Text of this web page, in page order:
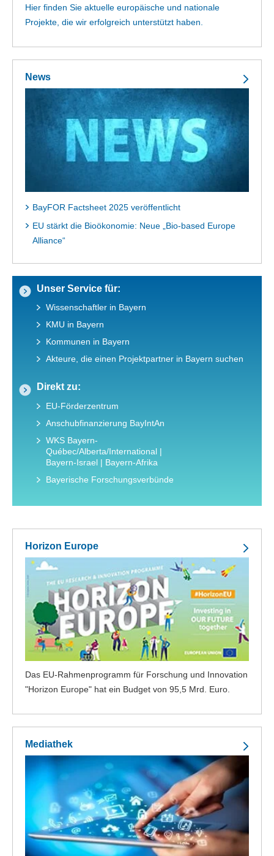
Hier finden Sie aktuelle europäische und nationale
Projekte, die wir erfolgreich unterstützt haben.
News
BayFOR Factsheet 2025 veröffentlicht
EU stärkt die Bioökonomie: Neue „Bio-based Europe
Alliance“
Unser Service für:
Wissenschaftler in Bayern
KMU in Bayern
Kommunen in Bayern
Akteure, die einen Projektpartner in Bayern suchen
Direkt zu:
EU-Förderzentrum
Anschubfinanzierung BayIntAn
WKS Bayern-
Québec/Alberta/International |
Bayern-Israel | Bayern-Afrika
Bayerische Forschungsverbünde
Horizon Europe
Das EU-Rahmenprogramm für Forschung und Innovation
"Horizon Europe" hat ein Budget von 95,5 Mrd. Euro.
Mediathek